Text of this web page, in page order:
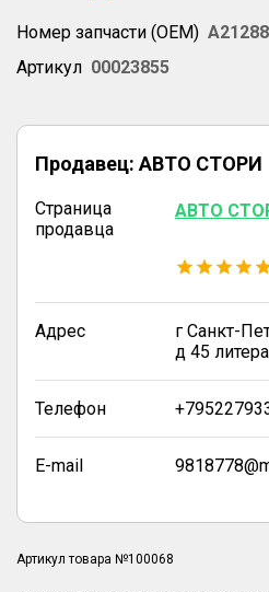
Номер запчасти (OEM)
Артикул 00023855
Продавец: АВТО СТОРИ
Страница
продавца
АВТО
Адрес
г Санкт-
д 45
Телефон
E-mail
Артикул товара №100068